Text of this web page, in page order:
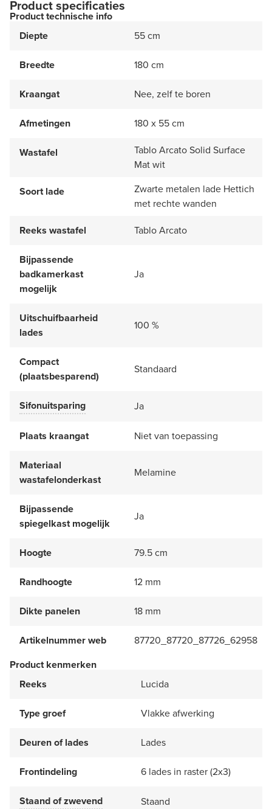
Product specificaties
Product technische info
Diepte
55 cm
Breedte 180 cm
Kraangat Nee, zelf te boren
Afmetingen 180 x 55 cm
Wastafel
Tablo Arcato Solid Surface
Mat wit
Soort lade
Zwarte metalen lade Hettich
met rechte wanden
Reeks wastafel
Tablo Arcato
Bijpassende
badkamerkast
mogelijk
Ja
Uitschuifbaarheid
lades
100 %
Compact
(plaatsbesparend)
Standaard
Sifonuitsparing Ja
Plaats kraangat Niet van toepassing
Materiaal
wastafelonderkast
Melamine
Bijpassende
spiegelkast mogelijk
Ja
Hoogte 79.5 cm
Randhoogte 12 mm
Dikte panelen 18 mm
Artikelnummer web
87720_87720_87726_62958
Product kenmerken
Reeks
Lucida
Type groef Vlakke afwerking
Deuren of lades Lades
Frontindeling 6 lades in raster (2x3)
Staand of zwevend Staand